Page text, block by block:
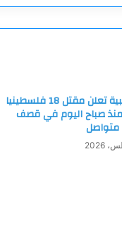
مصادر طبية تعلن مقتل 18 فلسطينيا
صباح اليوم في قصف
متواصل